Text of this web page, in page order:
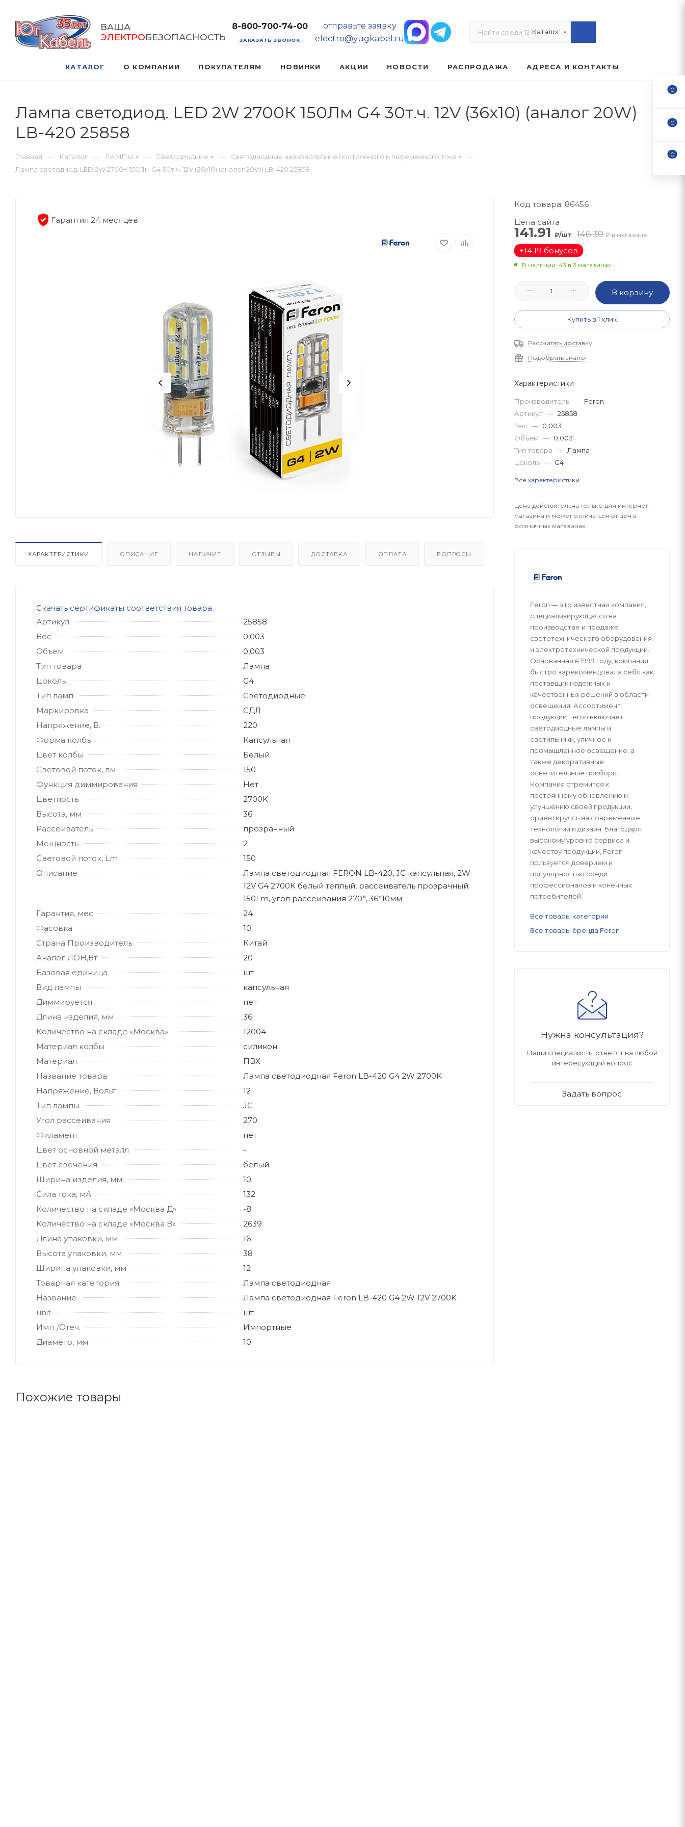
ВАША
ЭЛЕКТРОБЕЗОПАСНОСТЬ
8-800-700-74-00
ЗАКАЗАТЬ ЗВОНОК
отправьте заявку
electro@yugkabel.ru
Каталог
КАТАЛОГ О КОМПАНИИ ПОКУПАТЕЛЯМ НОВИНКИ АКЦИИ НОВОСТИ РАСПРОДАЖА АДРЕСА И КОНТАКТЫ
Лампа светодиод. LED 2W 2700К 150Лм G4 30т.ч. 12V (36х10) (аналог 20W)
LB-420 25858
Главная — Каталог — ЛАМПЫ — Светодиодные — Светодиодные низковольтные постоянного и переменного тока —
Лампа светодиод. LED 2W 2700К 150Лм G4 30т.ч. 12V (36х10) (аналог 20W) LB-420 25858
Гарантия 24 месяцев
ХАРАКТЕРИСТИКИ ОПИСАНИЕ НАЛИЧИЕ ОТЗЫВЫ ДОСТАВКА ОПЛАТА ВОПРОСЫ
Скачать сертификаты соответствия товара
Артикул
25858
Вес
0,003
Объем
0,003
Тип товара
Лампа
Цоколь
G4
Тип ламп
Светодиодные
Маркировка
СДЛ
Напряжение, В.
220
Форма колбы
Капсульная
Цвет колбы
Белый
Световой поток, лм
150
Функция диммирования
Нет
Цветность
2700K
Высота, мм
36
Рассеиватель
прозрачный
Мощность
2
Световой поток, Lm
150
Описание
Лампа светодиодная FERON LB-420, JC капсульная, 2W
12V G4 2700К белый теплый, рассеиватель прозрачный
150Lm, угол рассеивания 270°, 36*10мм
Гарантия, мес
24
Фасовка
10
Страна Производитель
Китай
Аналог ЛОН,Вт
20
Базовая единица
шт
Вид лампы
капсульная
Диммируется
нет
Длина изделия, мм
36
Количество на складе «Москва»
12004
Материал колбы
силикон
Материал
ПВХ
Название товара
Лампа светодиодная Feron LB-420 G4 2W 2700K
Напряжение, Вольт
12
Тип лампы
JC
Угол рассеивания
270
Филамент
нет
Цвет основной металл
-
Цвет свечения
белый
Ширина изделия, мм
10
Сила тока, мА
132
Количество на складе «Москва Д»
-8
Количество на складе «Москва В»
2639
Длина упаковки, мм
16
Высота упаковки, мм
38
Ширина упаковки, мм
12
Товарная категория
Лампа светодиодная
Название
Лампа светодиодная Feron LB-420 G4 2W 12V 2700K
unit
шт
Имп./Отеч.
Импортные
Диаметр, мм
10
Похожие товары
Код товара: 86456
Цена сайта
141.91 ₽/шт 146.30 ₽ в магазине
+14.19 бонусов
В наличии: 43 в 3 магазинах
В корзину
Купить в 1 клик
Рассчитать доставку
Подобрать аналог
Характеристики
Производитель — Feron
Артикул — 25858
Вес — 0,003
Объем — 0,003
Тип товара — Лампа
Цоколь — G4
Все характеристики
Цена действительна только для интернет-
магазина и может отличаться от цен в
розничных магазинах
Feron — это известная компания,
специализирующаяся на
производстве и продаже
светотехнического оборудования
и электротехнической продукции.
Основанная в 1999 году, компания
быстро зарекомендовала себя как
поставщик надежных и
качественных решений в области
освещения. Ассортимент
продукции Feron включает
светодиодные лампы и
светильники, уличное и
промышленное освещение, а
также декоративные
осветительные приборы.
Компания стремится к
постоянному обновлению и
улучшению своей продукции,
ориентируясь на современные
технологии и дизайн. Благодаря
высокому уровню сервиса и
качеству продукции, Feron
пользуется доверием и
популярностью среди
профессионалов и конечных
потребителей.
Все товары категории
Все товары бренда Feron
Нужна консультация?
Наши специалисты ответят на любой
интересующий вопрос
Задать вопрос
0
0
0